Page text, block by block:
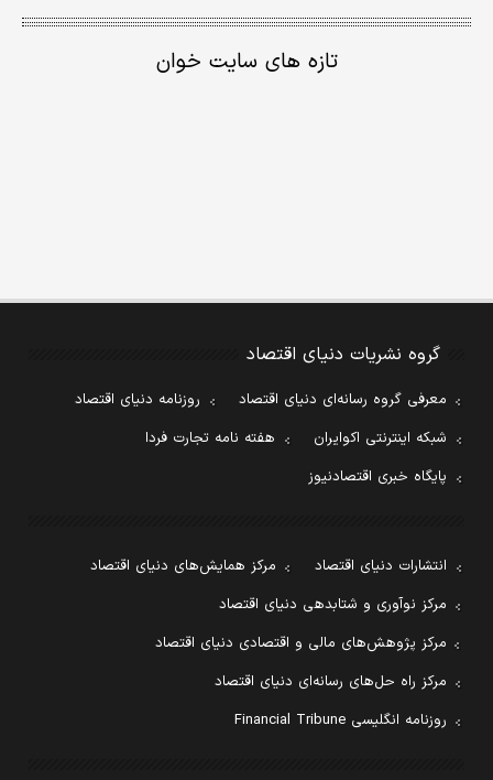
تازه های سایت خوان
گروه نشریات دنیای اقتصاد
معرفی گروه رسانه‌ای دنیای اقتصاد
روزنامه دنیای اقتصاد
شبکه اینترنتی اکوایران
هفته نامه تجارت فردا
پایگاه خبری اقتصادنیوز
انتشارات دنیای اقتصاد
مرکز همایش‌های دنیای اقتصاد
مرکز نوآوری و شتابدهی دنیای اقتصاد
مرکز پژوهش‌های مالی و اقتصادی دنیای اقتصاد
مرکز راه حل‌های رسانه‌ای دنیای اقتصاد
روزنامه انگلیسی Financial Tribune